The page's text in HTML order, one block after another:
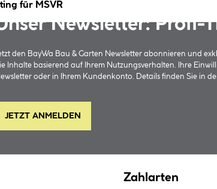
für MSVR
Newsletter: Profi-
den BayWa Bau & Garten Newsletter abonnieren und
Inhalte basierend auf Ihrem Nutzungsverhalten. Ihre
oder in Ihrem Kundenkonto. Details finden Sie in
JETZT ANMELDEN
Zahlarten